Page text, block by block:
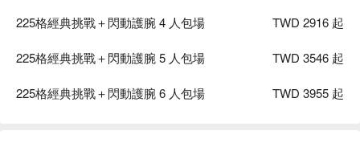
- 若玩家中有未滿 18 歲的青少年，請務必詳閱官方網站之年齡
限制與陪同要求，或透過 Instagram 帳號
（@cybercubejump）洽詢相關事宜。
225格經典挑戰＋閃動護腕 4 人包場 TWD 2916 起
225格經典挑戰＋閃動護腕 5 人包場 TWD 3546 起
225格經典挑戰＋閃動護腕 6 人包場 TWD 3955 起